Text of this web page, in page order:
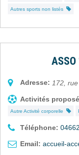
Autres sports non listés
ASSO
Adresse: 172,
Activités
Autre Activité corporelle
Téléphone:
Email: accueil-